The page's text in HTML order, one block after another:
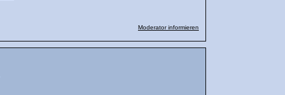
Moderator informieren